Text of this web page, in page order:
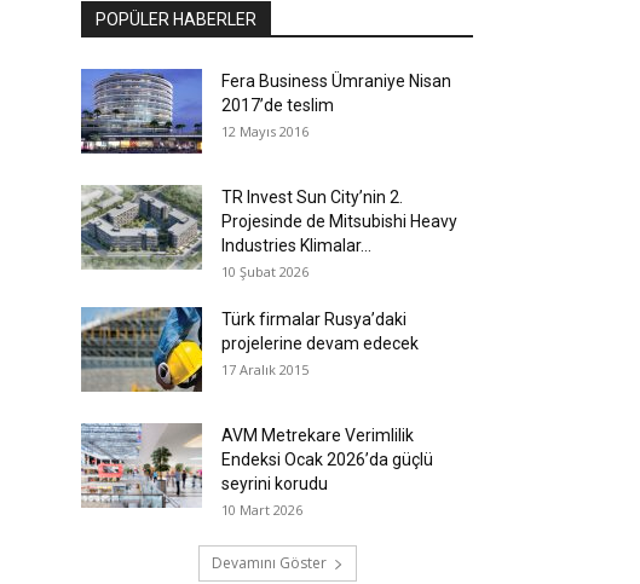
POPÜLER HABERLER
Fera Business Ümraniye Nisan
2017’de teslim
12 Mayıs 2016
TR Invest Sun City’nin 2.
Projesinde de Mitsubishi Heavy
Industries Klimalar...
10 Şubat 2026
Türk firmalar Rusya’daki
projelerine devam edecek
17 Aralık 2015
AVM Metrekare Verimlilik
Endeksi Ocak 2026’da güçlü
seyrini korudu
10 Mart 2026
Devamını Göster